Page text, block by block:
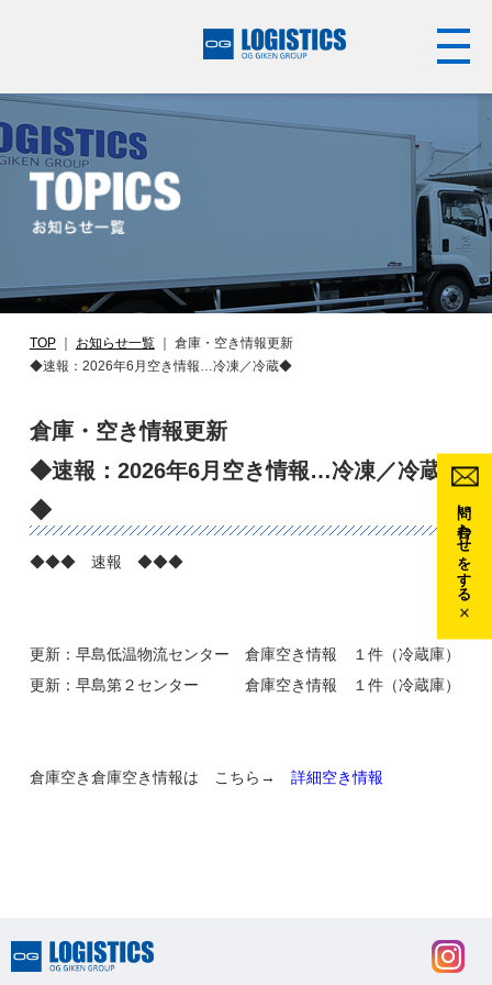
TOP｜ お知らせ一覧｜ 倉庫・空き情報更新
◆速報：2026年6月空き情報…冷凍／冷蔵◆
倉庫・空き情報更新
◆速報：2026年6月空き情報…冷凍／冷蔵
◆
◆◆◆ 速報 ◆◆◆
更新：早島低温物流センター 倉庫空き情報 １件（冷蔵庫）
更新：早島第２センター 倉庫空き情報 １件（冷蔵庫）
倉庫空き倉庫空き情報は こちら→ 詳細空き情報
問い合わせをする